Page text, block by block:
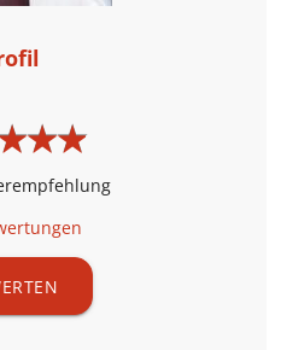
★★
★★